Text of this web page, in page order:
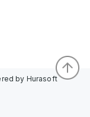
by Hurasoft